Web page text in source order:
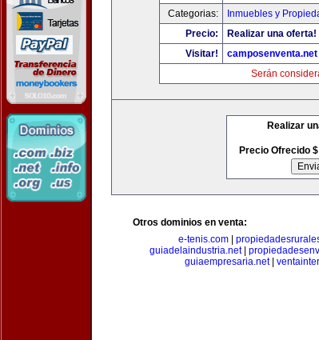
Categorias:
Inmuebles y
Precio:
Realizar una oferta!
Visitar!
camposenventa.net
Serán
Realizar
Precio Ofrecido $
Otros dominios en venta:
e-tenis.com
guiadelaindustria.net
guiaempresaria.net|